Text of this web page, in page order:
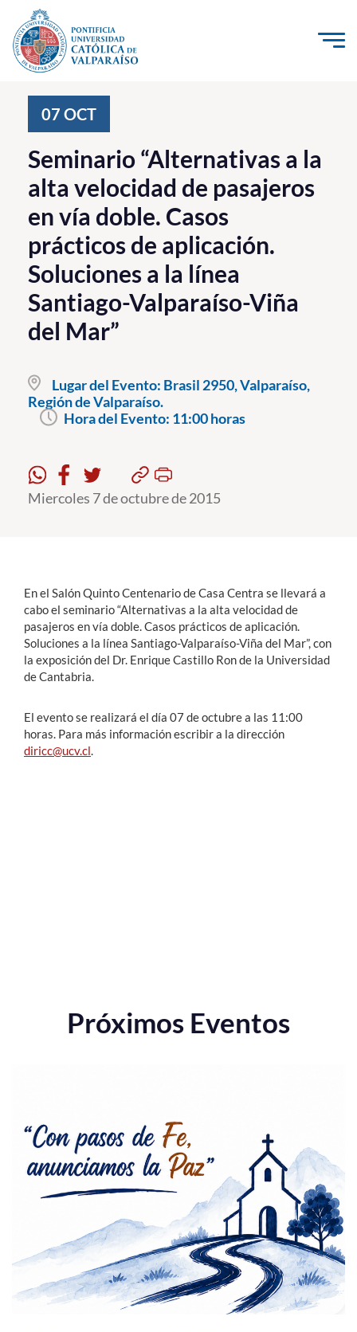
Click acá para ir directamente al contenido
Investigación, Creación e Innovación
PUCV Internacional
Vinculación con el Medio
Admisión
Pregrado
Postgrado
Estudiantes
Académicos
Funcionarios
Alumni
07 OCT
Seminario “Alternativas a la
alta velocidad de pasajeros
en vía doble. Casos
prácticos de aplicación.
Soluciones a la línea
Santiago-Valparaíso-Viña
del Mar”
Lugar del Evento: Brasil 2950, Valparaíso,
Región de Valparaíso.
Hora del Evento: 11:00 horas
Miercoles 7 de octubre de 2015
En el Salón Quinto Centenario de Casa Centra se llevará a
cabo el seminario “Alternativas a la alta velocidad de
pasajeros en vía doble. Casos prácticos de aplicación.
Soluciones a la línea Santiago-Valparaíso-Viña del Mar”, con
la exposición del Dr. Enrique Castillo Ron de la Universidad
de Cantabria.
El evento se realizará el día 07 de octubre a las 11:00
horas. Para más información escribir a la dirección
diricc@ucv.cl.
Próximos Eventos